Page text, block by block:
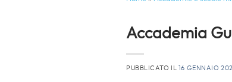
Accademia
PUBBLICATO IL 16 GENNAIO